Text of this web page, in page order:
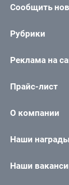
Сообщить
Рубрики
Реклама на
Прайс-лист
О компании
Наши награды
Наши